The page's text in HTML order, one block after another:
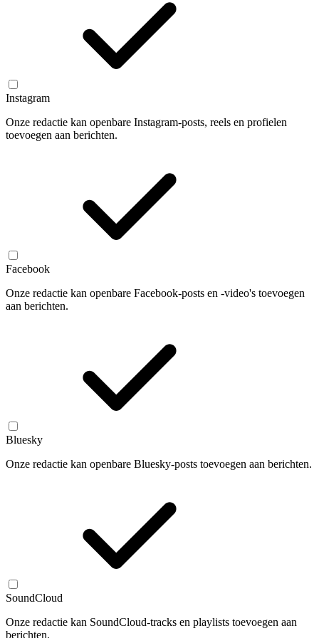
Instagram
Onze redactie kan openbare Instagram-posts, reels en profielen
toevoegen aan berichten.
Facebook
Onze redactie kan openbare Facebook-posts en -video's toevoegen
aan berichten.
Bluesky
Onze redactie kan openbare Bluesky-posts toevoegen aan berichten.
SoundCloud
Onze redactie kan SoundCloud-tracks en playlists toevoegen aan
berichten.